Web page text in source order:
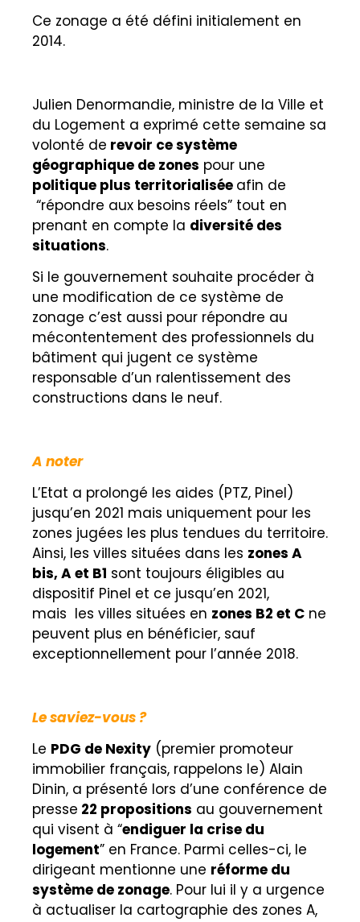
Ce zonage a été défini initialement en
2014.
Julien Denormandie, ministre de la Ville et
du Logement a exprimé cette semaine sa
volonté de revoir ce système
géographique de zones pour une
politique plus territorialisée afin de
“répondre aux besoins réels” tout en
prenant en compte la diversité des
situations.
Si le gouvernement souhaite procéder à
une modification de ce système de
zonage c’est aussi pour répondre au
mécontentement des professionnels du
bâtiment qui jugent ce système
responsable d’un ralentissement des
constructions dans le neuf.
A noter
L’Etat a prolongé les aides (PTZ, Pinel)
jusqu’en 2021 mais uniquement pour les
zones jugées les plus tendues du territoire.
Ainsi, les villes situées dans les zones A
bis, A et B1 sont toujours éligibles au
dispositif Pinel et ce jusqu’en 2021,
mais les villes situées en zones B2 et C ne
peuvent plus en bénéficier, sauf
exceptionnellement pour l’année 2018.
Le saviez-vous ?
Le PDG de Nexity (premier promoteur
immobilier français, rappelons le) Alain
Dinin, a présenté lors d’une conférence de
presse 22 propositions au gouvernement
qui visent à “endiguer la crise du
logement” en France. Parmi celles-ci, le
dirigeant mentionne une réforme du
système de zonage. Pour lui il y a urgence
à actualiser la cartographie des zones A,